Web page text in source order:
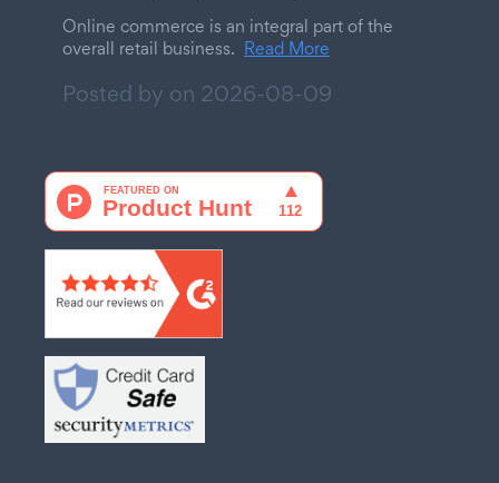
Online commerce is an integral part of the
overall retail business. Read More
Posted by on 2026-08-09